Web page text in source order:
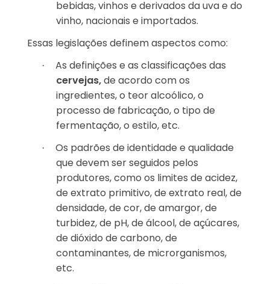
bebidas, vinhos e derivados da uva e do
vinho, nacionais e importados.
Essas legislações definem aspectos como:
·
As definições e as classificações das
cervejas,de acordo com os
ingredientes, o teor alcoólico, o
processo de fabricação, o tipo de
fermentação, o estilo, etc.
·
Os padrões de identidade e qualidade
que devem ser seguidos pelos
produtores, como os limites de acidez,
de extrato primitivo, de extrato real, de
densidade, de cor, de amargor, de
turbidez, de pH, de álcool, de açúcares,
de dióxido de carbono, de
contaminantes, de microrganismos,
etc.